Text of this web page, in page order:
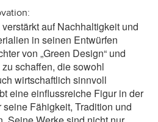
auf Nachhaltigkeit und
in seinen Entwürfen
von „Green Design“ und
schaffen, die sowohl
wirtschaftlich sinnvoll
eine einflussreiche Figur in der
Fähigkeit, Tradition und